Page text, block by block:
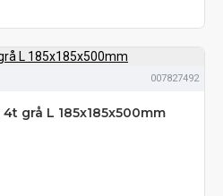
007827492
grå L 185x185x500mm